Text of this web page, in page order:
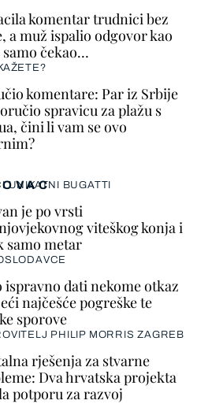
komentar trudnici bez
a muž ispalio odgovor kao
samo čekao…
komentare: Par iz Srbije
spravicu za plažu s
čini li vam se ovo
UNIKATNI BUGATTI
je po vrsti
viteškog konja i
samo metar
ispravno dati nekome otkaz
najčešće pogreške te
sporove
PHILIP MORRIS ZAGREB
rješenja za stvarne
Dva hrvatska projekta
potporu za razvoj